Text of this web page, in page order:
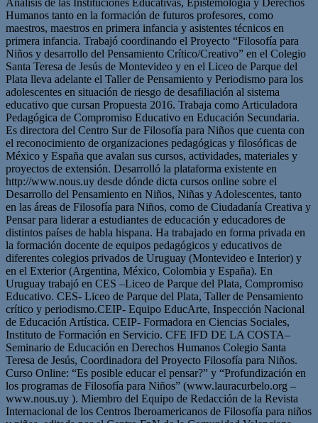
Humanos tanto en la formación de futuros profesores, como
maestros, maestros en primera infancia y asistentes técnicos en
primera infancia. Trabajó coordinando el Proyecto “Filosofía para
Niños y desarrollo del Pensamiento Crítico/Creativo” en el Colegio
Santa Teresa de Jesús de Montevideo y en el Liceo de Parque del
Plata lleva adelante el Taller de Pensamiento y Periodismo para los
adolescentes en situación de riesgo de desafiliación al sistema
educativo que cursan Propuesta 2016. Trabaja como Articuladora
Pedagógica de Compromiso Educativo en Educación Secundaria.
Es directora del Centro Sur de Filosofía para Niños que cuenta con
el reconocimiento de organizaciones pedagógicas y filosóficas de
México y España que avalan sus cursos, actividades, materiales y
proyectos de extensión. Desarrolló la plataforma existente en
http://www.nous.uy desde dónde dicta cursos online sobre el
Desarrollo del Pensamiento en Niños, Niñas y Adolescentes, tanto
en las áreas de Filosofía para Niños, como de Ciudadanía Creativa y
Pensar para liderar a estudiantes de educación y educadores de
distintos países de habla hispana. Ha trabajado en forma privada en
la formación docente de equipos pedagógicos y educativos de
diferentes colegios privados de Uruguay (Montevideo e Interior) y
en el Exterior (Argentina, México, Colombia y España). En
Uruguay trabajó en CES –Liceo de Parque del Plata, Compromiso
Educativo. CES- Liceo de Parque del Plata, Taller de Pensamiento
crítico y periodismo.CEIP- Equipo EducArte, Inspección Nacional
de Educación Artística. CEIP- Formadora en Ciencias Sociales,
Instituto de Formación en Servicio. CFE IFD DE LA COSTA–
Seminario de Educación en Derechos Humanos Colegio Santa
Teresa de Jesús, Coordinadora del Proyecto Filosofía para Niños.
Curso Online: “Es posible educar el pensar?” y “Profundización en
los programas de Filosofía para Niños” (www.lauracurbelo.org –
www.nous.uy ). Miembro del Equipo de Redacción de la Revista
Internacional de los Centros Iberoamericanos de Filosofía para niños